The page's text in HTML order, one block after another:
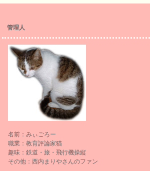
管理人
名前：みぃごろー
職業：教育評論家猫
趣味：鉄道・旅・飛行機操縦
その他：西内まりやさんのファン